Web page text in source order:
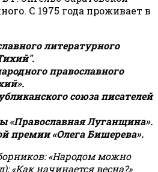
С 1975 года проживает в
литературного
православного
союза писателей
«Православная Луганщина».
премии «Олега Бишерева».
«Народом можно
«Как начинается весна?»